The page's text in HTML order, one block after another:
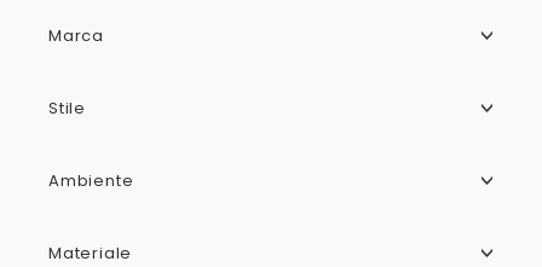
Marca
Stile
Ambiente
Materiale